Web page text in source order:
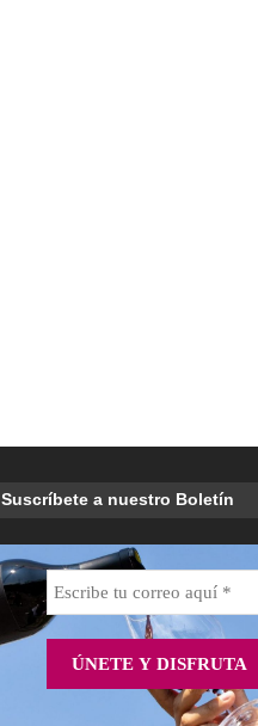
Suscríbete a nuestro Boletín